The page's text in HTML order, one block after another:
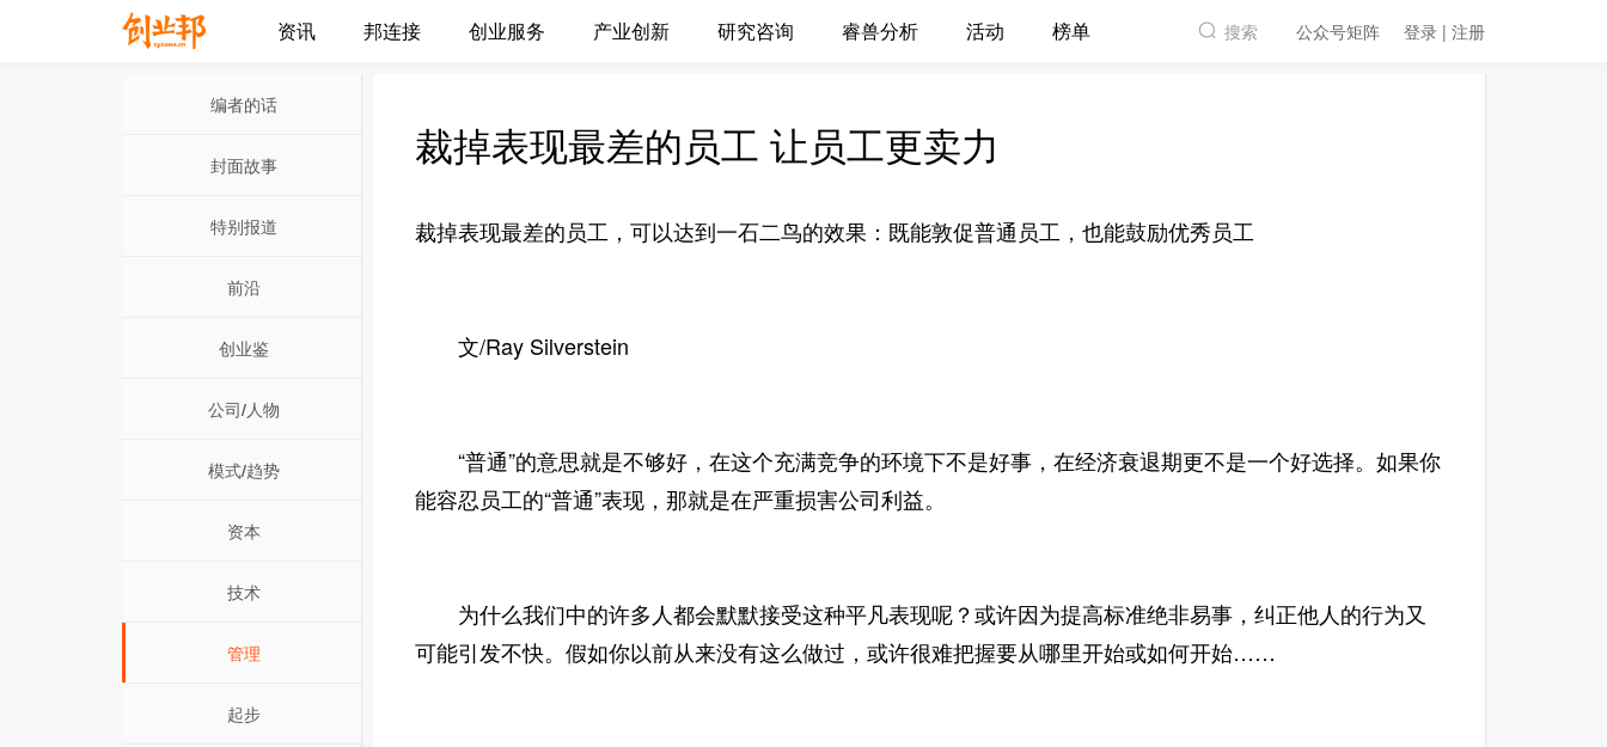
资讯 邦连接 创业服务 产业创新 研究咨询 睿兽分析 活动 榜单 搜索 公众号矩阵 登录 | 注册
编者的话
封面故事
特别报道
前沿
创业鉴
公司/人物
模式/趋势
资本
技术
管理
起步
裁掉表现最差的员工 让员工更卖力
裁掉表现最差的员工，可以达到一石二鸟的效果：既能敦促普通员工，也能鼓励优秀员工
文/Ray Silverstein
“普通”的意思就是不够好，在这个充满竞争的环境下不是好事，在经济衰退期更不是一个好选择。如果你
能容忍员工的“普通”表现，那就是在严重损害公司利益。
为什么我们中的许多人都会默默接受这种平凡表现呢？或许因为提高标准绝非易事，纠正他人的行为又
可能引发不快。假如你以前从来没有这么做过，或许很难把握要从哪里开始或如何开始……